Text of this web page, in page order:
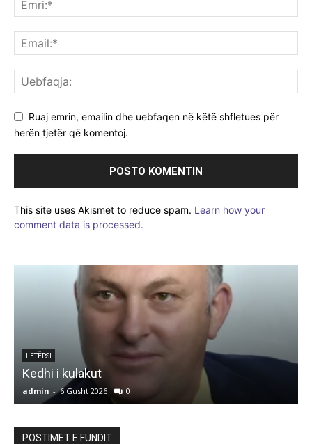
Ruaj emrin, emailin dhe uebfaqen në këtë shfletues për
herën tjetër që komentoj.
This site uses Akismet to reduce spam. Learn how your
comment data is processed.
LETËRSI
Kedhi i kulakut
admin - 6 Gusht 2026 0
POSTIMET E FUNDIT